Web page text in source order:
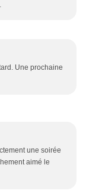
Une prochaine
une soirée
aimé le